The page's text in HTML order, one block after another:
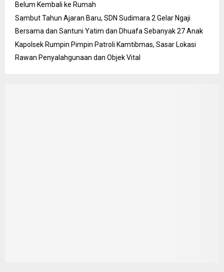
Belum Kembali ke Rumah
Sambut Tahun Ajaran Baru, SDN Sudimara 2 Gelar Ngaji
Bersama dan Santuni Yatim dan Dhuafa Sebanyak 27 Anak
Kapolsek Rumpin Pimpin Patroli Kamtibmas, Sasar Lokasi
Rawan Penyalahgunaan dan Objek Vital